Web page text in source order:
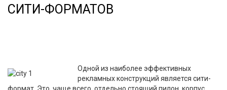
СИТИ-ФОРМАТОВ
Одной из наиболее эффективных
рекламных конструкций является сити-